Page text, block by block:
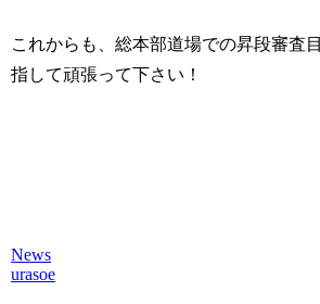
これからも、総本部道場での昇段審査目
指して頑張って下さい！
News
urasoe